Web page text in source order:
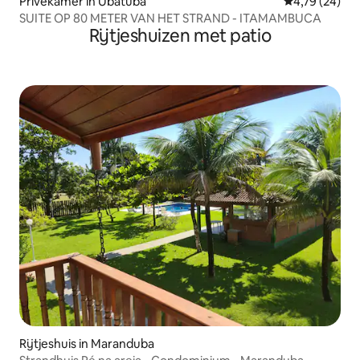
SUITE OP 80 METER VAN HET STRAND - ITAMAMBUCA
Rijtjeshuizen met patio
Rijtjeshuis in Maranduba